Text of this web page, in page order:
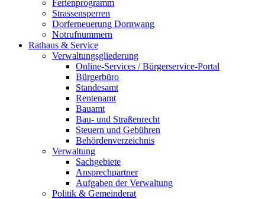
Ferienprogramm
Strassensperren
Dorferneuerung Dornwang
Notrufnummern
Rathaus & Service
Verwaltungsgliederung
Online-Services / Bürgerservice-Portal
Bürgerbüro
Standesamt
Rentenamt
Bauamt
Bau- und Straßenrecht
Steuern und Gebühren
Behördenverzeichnis
Verwaltung
Sachgebiete
Ansprechpartner
Aufgaben der Verwaltung
Politik & Gemeinderat